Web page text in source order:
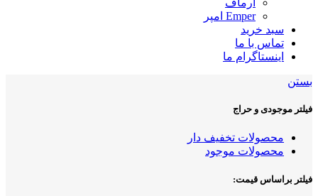
آرماف
Emper امپر
سبد خرید
تماس با ما
اینستاگرام ما
بستن
فیلتر موجودی و حراج
محصولات تخفیف دار
محصولات موجود
فیلتر براساس قیمت: